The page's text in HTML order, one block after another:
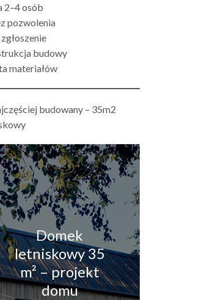
2–4 osób
pozwolenia
budowy
materiałów
budowany – 35m2
Domek
letniskowy 35
m² – projekt
domu